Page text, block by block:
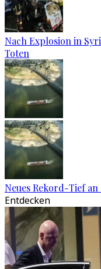
Nach Explosion in
Toten
Neues Rekord-Tief
Entdecken